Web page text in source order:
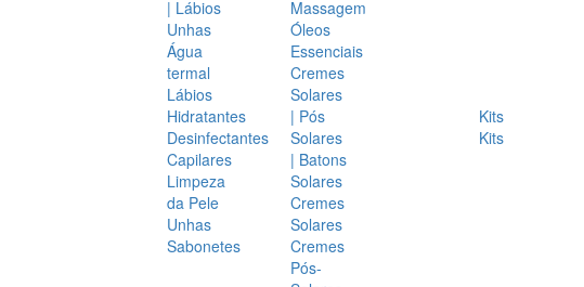
| Lábios
Unhas
Água
termal
Lábios
Hidratantes
Desinfectantes
Capilares
Limpeza
da Pele
Unhas
Sabonetes
Massagem
Óleos
Essenciais
Cremes
Solares
| Pós
Solares
| Batons
Solares
Cremes
Solares
Cremes
Pós-
Kits
Kits